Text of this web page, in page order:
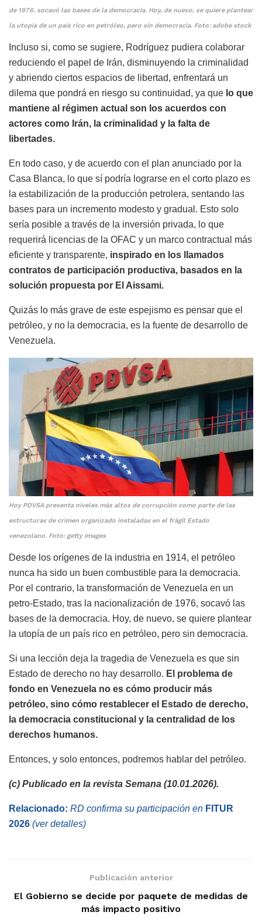
de 1976, socavó las bases de la democracia. Hoy, de nuevo, se quiere plantear
la utopía de un país rico en petróleo, pero sin democracia. Foto: adobe stock
Incluso si, como se sugiere, Rodríguez pudiera colaborar
reduciendo el papel de Irán, disminuyendo la criminalidad
y abriendo ciertos espacios de libertad, enfrentará un
dilema que pondrá en riesgo su continuidad, ya que lo que
mantiene al régimen actual son los acuerdos con
actores como Irán, la criminalidad y la falta de
libertades.
En todo caso, y de acuerdo con el plan anunciado por la
Casa Blanca, lo que sí podría lograrse en el corto plazo es
la estabilización de la producción petrolera, sentando las
bases para un incremento modesto y gradual. Esto solo
sería posible a través de la inversión privada, lo que
requerirá licencias de la OFAC y un marco contractual más
eficiente y transparente, inspirado en los llamados
contratos de participación productiva, basados en la
solución propuesta por El Aissami.
Quizás lo más grave de este espejismo es pensar que el
petróleo, y no la democracia, es la fuente de desarrollo de
Venezuela.
Hoy PDVSA presenta niveles más altos de corrupción como parte de las
estructuras de crimen organizado instaladas en el frágil Estado
venezolano. Foto: getty images
Desde los orígenes de la industria en 1914, el petróleo
nunca ha sido un buen combustible para la democracia.
Por el contrario, la transformación de Venezuela en un
petro-Estado, tras la nacionalización de 1976, socavó las
bases de la democracia. Hoy, de nuevo, se quiere plantear
la utopía de un país rico en petróleo, pero sin democracia.
Si una lección deja la tragedia de Venezuela es que sin
Estado de derecho no hay desarrollo. El problema de
fondo en Venezuela no es cómo producir más
petróleo, sino cómo restablecer el Estado de derecho,
la democracia constitucional y la centralidad de los
derechos humanos.
Entonces, y solo entonces, podremos hablar del petróleo.
(c) Publicado en la revista Semana (10.01.2026).
Relacionado: RD confirma su participación en FITUR
2026 (ver detalles)
Publicación anterior
El Gobierno se decide por paquete de medidas de
más impacto positivo